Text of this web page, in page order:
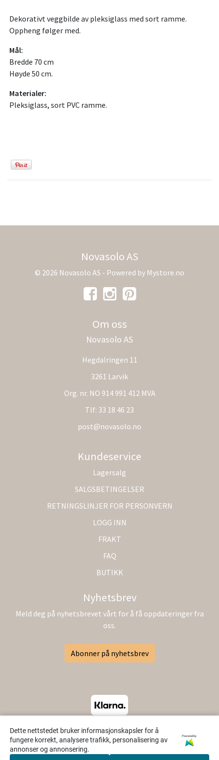
Dekorativt veggbilde av pleksiglass med sort ramme.
Oppheng følger med.
Mål:
Bredde 70 cm
Høyde 50 cm.
Materialer:
Pleksiglass, sort PVC ramme.
Dette nettstedet bruker informasjonskapsler for å
fungere korrekt, analysere trafikk, personalisering av
annonser og annonsering.
Powered by
Novasolo AS
© 2026 Novasolo AS - Powered by Mystore.no
Om oss
Novasolo AS
Hegdalringen 11
3261 Larvik
Org. nr. NO 914 991 412 MVA
Tlf: 33 18 46 23
post@novasolo.no
Kundeservice
Lagersalg
SALGSBETINGELSER
RETNINGSLINJER FOR PERSONVERN
LOGG INN
FRAKT
FAQ
BUTIKK
Nyhetsbrev
Meld deg på nyhetsbrevet vårt for å få oppdateringer fra
oss.
Abonner på nyhetsbrev